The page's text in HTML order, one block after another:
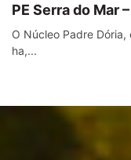
PE Serra do Mar
O Núcleo Padre
ha,...